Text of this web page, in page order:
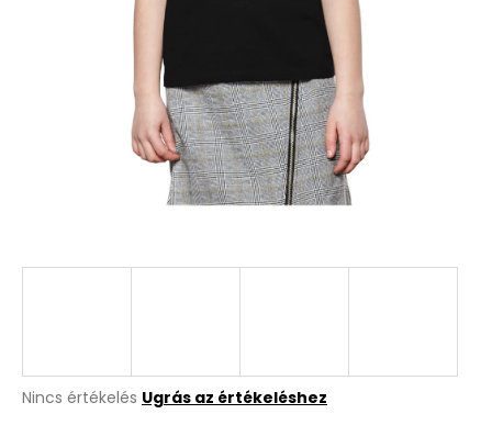
A
Nincs értékelés Ugrás az értékeléshez